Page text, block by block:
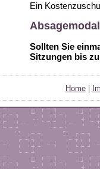
Ein
Sollten Sie
Sitzungen bis
Home| I